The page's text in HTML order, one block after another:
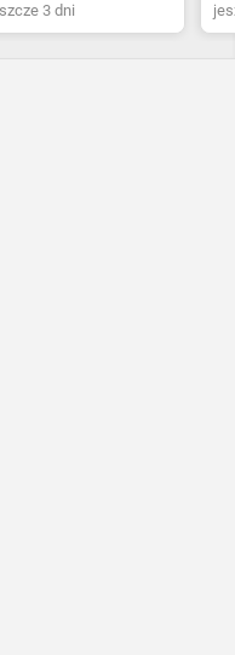
4 dni za